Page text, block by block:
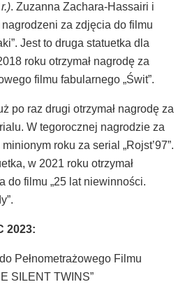
. Zuzanna Zachara-Hassairi i
za zdjęcia do filmu
Jest to druga statuetka dla
roku otrzymał nagrodę za
filmu fabularnego „Świt”.
po raz drugi otrzymał nagrodę za
W tegorocznej nagrodzie za
roku za serial „Rojst’97”.
w 2021 roku otrzymał
do filmu „25 lat niewinności.
2023:
Pełnometrażowego Filmu
SILENT TWINS”